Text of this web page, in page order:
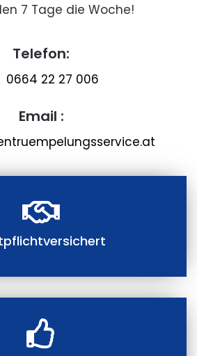
7 Tage die Woche!
Telefon:
0664 22 27 006
Email :